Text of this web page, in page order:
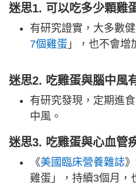
迷思1. 可以吃多少顆雞
有研究證實，大多數
7個雞蛋 」，也不會增
迷思2. 吃雞蛋與腦中風
有研究發現，定期進
中風。
迷思3. 吃雞蛋與心血管
《美國臨床營養雜誌
雞蛋」，持續3個月，